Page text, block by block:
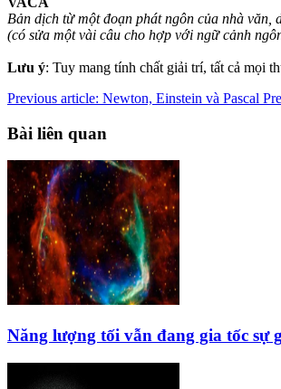
Bản dịch từ một đoạn phát ngôn của nhà văn,
(có sửa một vài câu cho hợp với ngữ cảnh
Lưu ý: Tuy mang tính chất giải trí, tất cả mọi
Previous article: Newton, Einstein và Pascal
Bài liên quan
Năng lượng tối vẫn đang gia tốc sự